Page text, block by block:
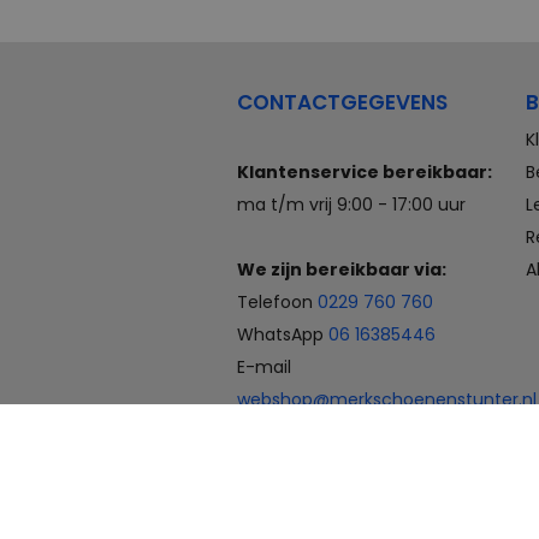
CONTACTGEGEVENS
Klantenservice bereikbaar:
ma t/m vrij 9:00 - 17:00 uur
We zijn bereikbaar via:
Telefoon 0229 760 760
WhatsApp 06 16385446
E-mail
webshop@merkschoenenstunter.nl